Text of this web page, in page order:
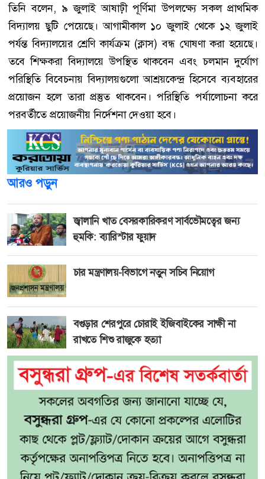
তিনি বলেন, ৯ জুলাই আষাঢ়ী পূর্ণিমা উপলক্ষ্যে সকল প্রাথমিক
বিদ্যালয় ছুটি পেয়েছে। আগামীকাল ১০ জুলাই থেকে ১২ জুলাই
পর্যন্ত বিদ্যালয়ের শ্রেণি কার্যক্রম (ক্লাস) বন্ধ ঘোষণা করা হয়েছে।
তবে শিক্ষকরা বিদ্যালয়ে উপস্থিত থাকবেন এবং চলমান দুর্যোগ
পরিস্থিতি বিবেচনায় বিদ্যালয়গুলো আশ্রয়কেন্দ্র হিসেবে ব্যবহারের
প্রয়োজন হলে তারা প্রস্তুত থাকবেন। পরিস্থিতি পর্যালোচনা করে
পরবর্তীতে প্রয়োজনীয় নির্দেশনা দেওয়া হবে।
আরও পড়ুন
জ্বালানি খাত বেসরকারিকরণ সার্বভৌমত্বের জন্য
হুমকি: ব্যারিস্টার ফুয়াদ
চার মন্ত্রণালয়-বিভাগে নতুন সচিব নিয়োগ
বগুড়ার শেরপুরে চোরাই ইজিবাইকের সাক্ষী না
রাখতে শিশু রাজুকে হত্যা